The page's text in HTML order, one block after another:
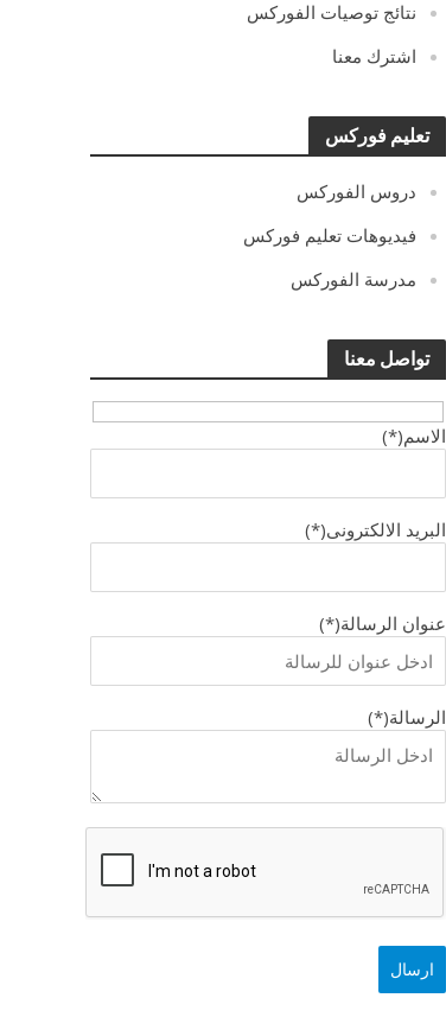
نتائج توصيات الفوركس
اشترك معنا
تعليم فوركس
دروس الفوركس
فيديوهات تعليم فوركس
مدرسة الفوركس
تواصل معنا
الاسم(*)
البريد الالكترونى(*)
عنوان الرسالة(*)
الرسالة(*)